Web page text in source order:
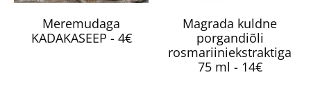
Meremudaga
KADAKASEEP - 4€
Magrada kuldne
porgandiõli
rosmariiniekstraktiga
75 ml - 14€